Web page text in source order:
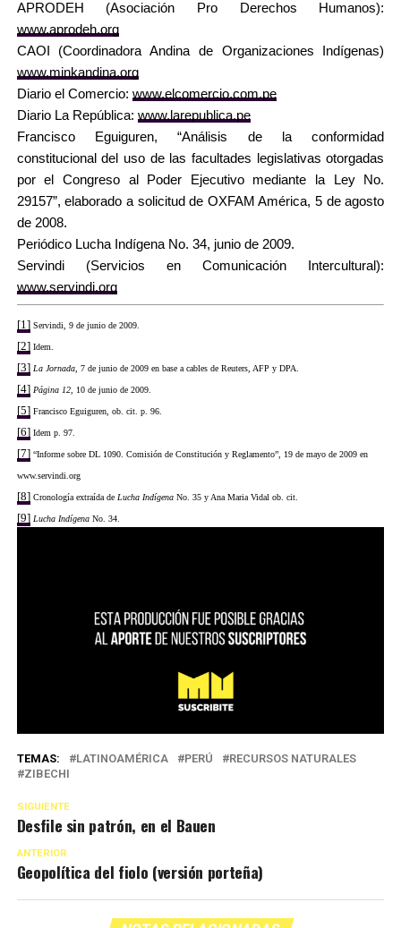
APRODEH (Asociación Pro Derechos Humanos):
www.aprodeh.org
CAOI (Coordinadora Andina de Organizaciones Indígenas)
www.minkandina.org
Diario el Comercio: www.elcomercio.com.pe
Diario La República: www.larepublica.pe
Francisco Eguiguren, “Análisis de la conformidad
constitucional del uso de las facultades legislativas otorgadas
por el Congreso al Poder Ejecutivo mediante la Ley No.
29157”, elaborado a solicitud de OXFAM América, 5 de agosto
de 2008.
Periódico Lucha Indígena No. 34, junio de 2009.
Servindi (Servicios en Comunicación Intercultural):
www.servindi.org
[1] Servindi, 9 de junio de 2009.
[2] Idem.
[3] La Jornada, 7 de junio de 2009 en base a cables de Reuters, AFP y DPA.
[4] Página 12, 10 de junio de 2009.
[5] Francisco Eguiguren, ob. cit. p. 96.
[6] Idem p. 97.
[7] “Informe sobre DL 1090. Comisión de Constitución y Reglamento”, 19 de mayo de 2009 en
www.servindi.org
[8] Cronología extraída de Lucha IndígenaNo. 35 y Ana Maria Vidal ob. cit.
[9] Lucha Indígena No. 34.
TEMAS: LATINOAMÉRICA PERÚ
RECURSOS NATURALES
ZIBECHI
SIGUIENTE
Desfile sin patrón, en el Bauen
ANTERIOR
Geopolítica del fiolo (versión porteña)